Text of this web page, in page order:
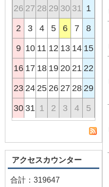
26 27 28 29 30 31 1
2 3 4 5 6 7 8
9 10 11 12 13 14 15
16 17 18 19 20 21 22
23 24 25 26 27 28 29
30 31 1 2 3 4 5
アクセスカウンター
合計：319647